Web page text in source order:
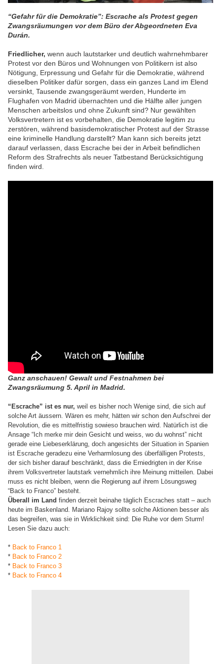
“Gefahr für die Demokratie”: Escrache als Protest gegen
Zwangsräumungen vor dem Büro der Abgeordneten Eva
Durán.
Friedlicher, wenn auch lautstarker und deutlich wahrnehmbarer
Protest vor den Büros und Wohnungen von Politikern ist also
Nötigung, Erpressung und Gefahr für die Demokratie, während
dieselben Politiker dafür sorgen, dass ein ganzes Land im Elend
versinkt, Tausende zwangsgeräumt werden, Hunderte im
Flughafen von Madrid übernachten und die Hälfte aller jungen
Menschen arbeitslos und ohne Zukunft sind? Nur gewählten
Volksvertretern ist es vorbehalten, die Demokratie legitim zu
zerstören, während basisdemokratischer Protest auf der Strasse
eine kriminelle Handlung darstellt? Man kann sich bereits jetzt
darauf verlassen, dass Escrache bei der in Arbeit befindlichen
Reform des Strafrechts als neuer Tatbestand Berücksichtigung
finden wird.
Ganz anschauen! Gewalt und Festnahmen bei
Zwangsräumung 5. April in Madrid.
“Escrache” ist es nur, weil es bisher noch Wenige sind, die sich auf
solche Art äussern. Wären es mehr, hätten wir schon den Aufschrei der
Revolution, die es mittelfristig sowieso brauchen wird. Natürlich ist die
Ansage “Ich merke mir dein Gesicht und weiss, wo du wohnst” nicht
gerade eine Liebeserklärung, doch angesichts der Situation in Spanien
ist Escrache geradezu eine Verharmlosung des überfälligen Protests,
der sich bisher darauf beschränkt, dass die Erniedrigten in der Krise
ihrem Volksvertreter lautstark vernehmlich ihre Meinung mitteilen. Dabei
muss es nicht bleiben, wenn die Regierung auf ihrem Lösungsweg
“Back to Franco” besteht.
Überall im Land finden derzeit beinahe täglich Escraches statt – auch
heute im Baskenland. Mariano Rajoy sollte solche Aktionen besser als
das begreifen, was sie in Wirklichkeit sind: Die Ruhe vor dem Sturm!
Lesen Sie dazu auch:
* Back to Franco 1
* Back to Franco 2
* Back to Franco 3
* Back to Franco 4